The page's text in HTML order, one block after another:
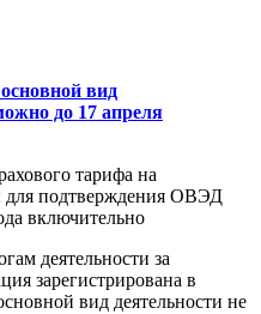
вид
до 17 апреля
тарифа на
для подтверждения ОВЭД
включительно
деятельности за
зарегистрирована в
вид деятельности не